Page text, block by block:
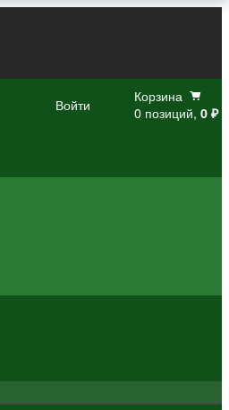
Войти
Корзина
0 позиций, 0 ₽